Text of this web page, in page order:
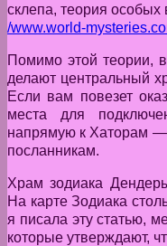
склепа, теория особых
/www.world-
Помимо этой теории,
делают центральный
Если вам повезет
места для
напрямую к Хаторам
посланникам.
Храм зодиака
На карте Зодиака
я писала эту статью,
которые утверждают,